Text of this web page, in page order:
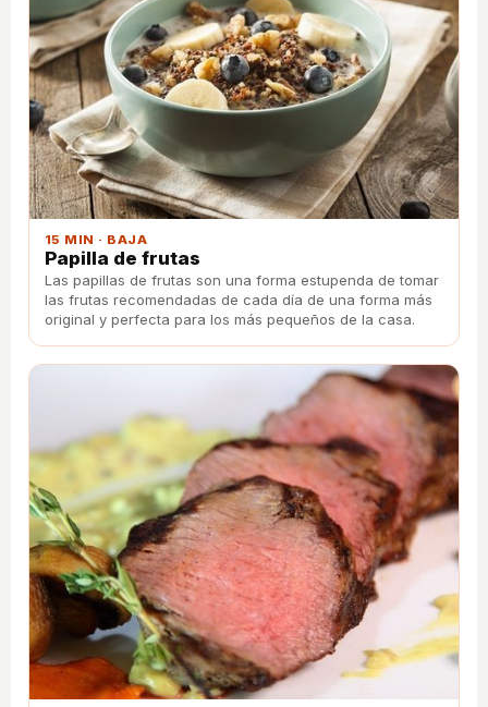
15 MIN · BAJA
Papilla de frutas
Las papillas de frutas son una forma estupenda de tomar
las frutas recomendadas de cada día de una forma más
original y perfecta para los más pequeños de la casa.